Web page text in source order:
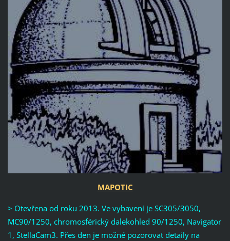
MAPOTIC
> Otevřena od roku 2013. Ve vybavení je SC305/3050,
MC90/1250, chromosférický dalekohled 90/1250, Navigator
1, StellaCam3. Přes den je možné pozorovat detaily na